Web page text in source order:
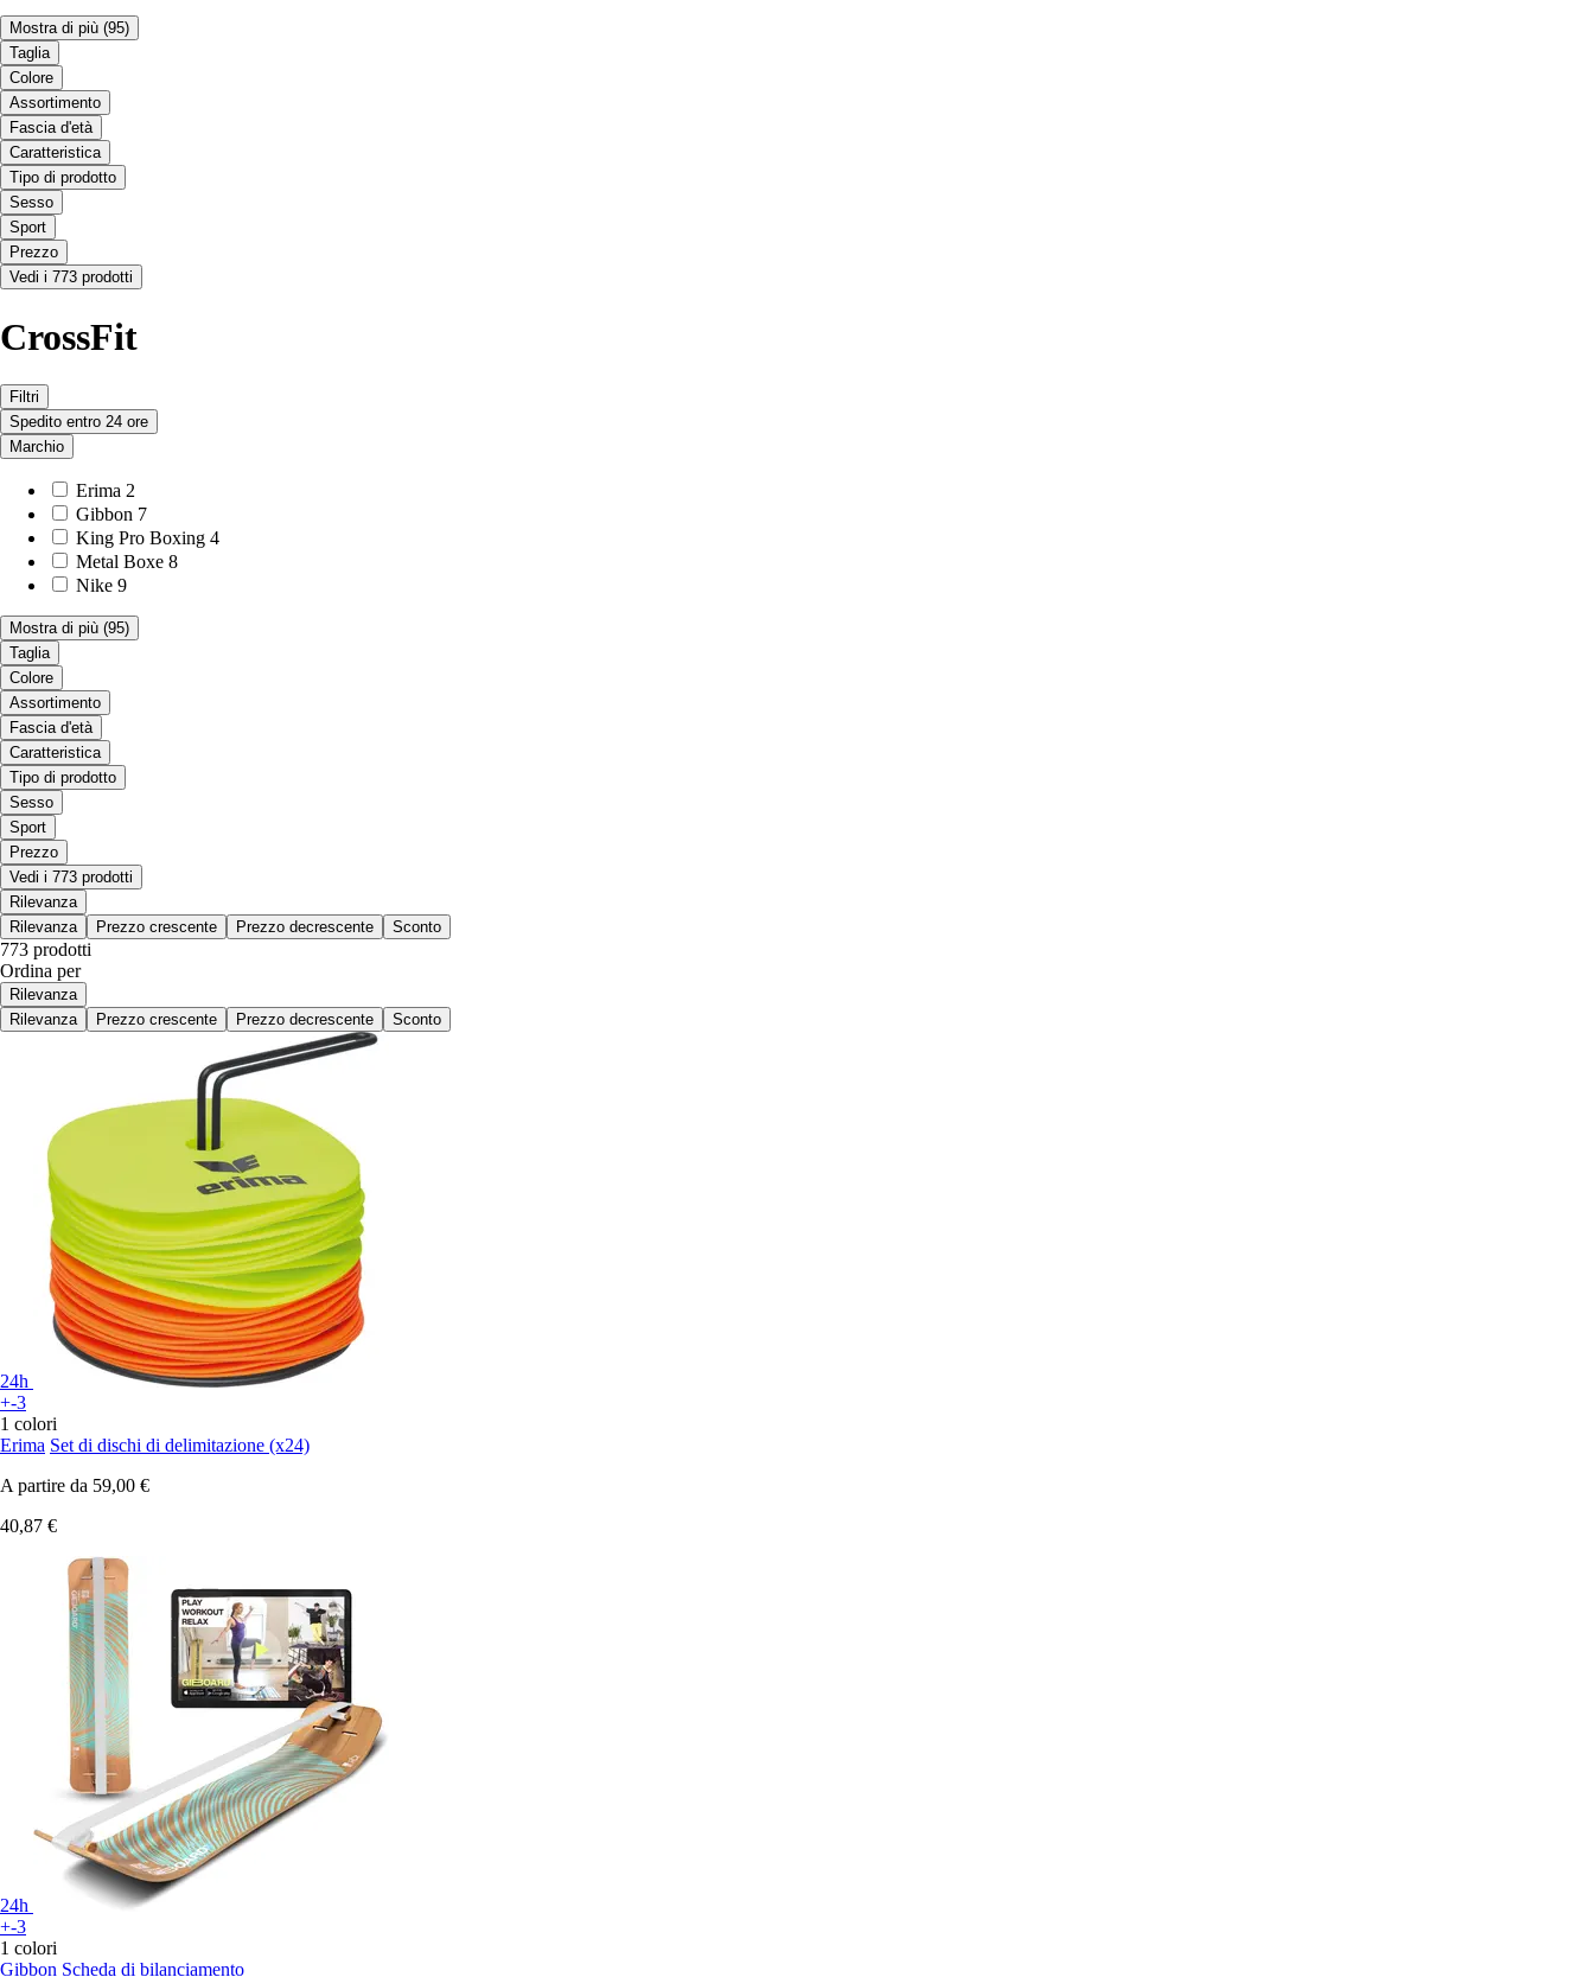
Mostra di più (95)
Taglia
Colore
Assortimento
Fascia d'età
Caratteristica
Tipo di prodotto
Sesso
Sport
Prezzo
Vedi i 773 prodotti
CrossFit
Filtri
Spedito entro 24 ore
Marchio
Erima 2
Gibbon 7
King Pro Boxing 4
Metal Boxe 8
Nike 9
Mostra di più (95)
Taglia
Colore
Assortimento
Fascia d'età
Caratteristica
Tipo di prodotto
Sesso
Sport
Prezzo
Vedi i 773 prodotti
Rilevanza
Rilevanza
Prezzo crescente Prezzo decrescente Sconto
773 prodotti
Ordina per
Rilevanza
Rilevanza
Prezzo crescente Prezzo decrescente Sconto
24h
+-3
1 colori
Erima Set di dischi di delimitazione (x24)
A partire da 59,00 €
40,87 €
24h
+-3
1 colori
Gibbon Scheda di bilanciamento